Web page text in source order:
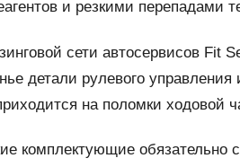
и резкими перепадами
сети автосервисов Fit
детали рулевого
на поломки ходовой
комплектующие обязательно